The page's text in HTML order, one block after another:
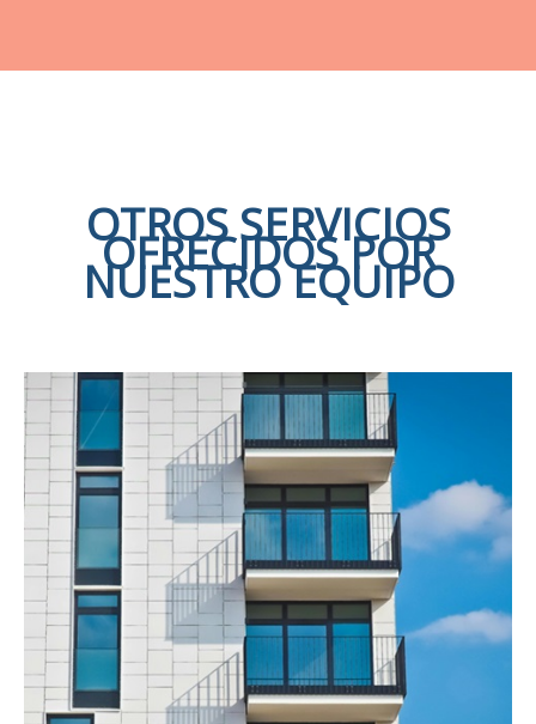
OTROS SERVICIOS
OFRECIDOS POR
NUESTRO EQUIPO